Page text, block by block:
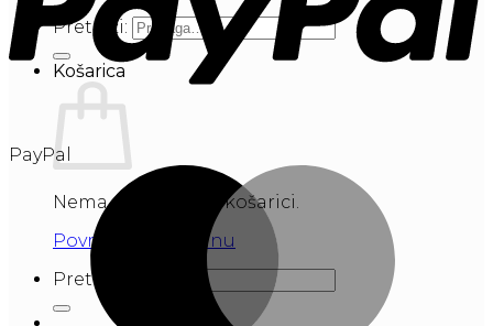
Pretraži:
Košarica
Nema proizvoda u košarici.
Povratak u trgovinu
Pretraži:
PayPal